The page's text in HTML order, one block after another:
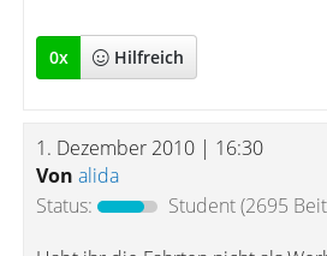
0x Hilfreich
1. Dezember 2010 | 16:30
Von alida
Status:
Student(2695